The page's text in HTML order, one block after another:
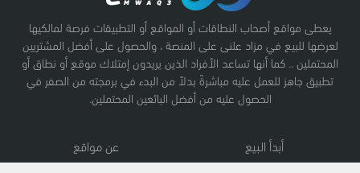
يعطى مواقع أصحاب النطاقات أو المواقع أو التطبيقات فرصة لمالكيها
لعرضها للبيع في مزاد علنى على المنصة ، والحصول على أفضل المشتريين
المحتملين .. كما أنها تساعد الأفراد الذين يريدون إمتلاك موقع أو نطاق أو
تطبيق جاهز للعمل عليه مباشرةً بدلاً من البدء في برمجته من الصفر في
الحصول عليه من أفضل البائعين المحتملين.
أبدأ البيع
عن مواقع